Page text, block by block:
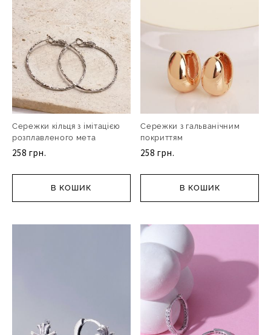
Сережки кільця з імітацією
розплавленого мета
258 грн.
В КОШИК
Сережки з гальванічним
покриттям
258 грн.
В КОШИК